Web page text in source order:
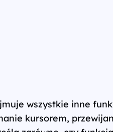
wszystkie inne
kursorem,